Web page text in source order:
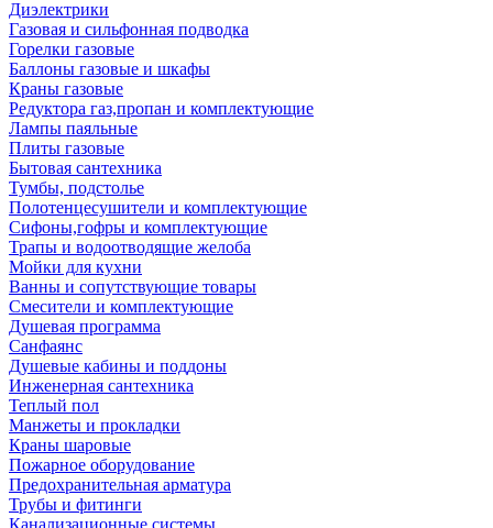
Диэлектрики
Газовая и сильфонная подводка
Горелки газовые
Баллоны газовые и шкафы
Краны газовые
Редуктора газ,пропан и комплектующие
Лампы паяльные
Плиты газовые
Бытовая сантехника
Тумбы, подстолье
Полотенцесушители и комплектующие
Сифоны,гофры и комплектующие
Трапы и водоотводящие желоба
Мойки для кухни
Ванны и сопутствующие товары
Смесители и комплектующие
Душевая программа
Санфаянс
Душевые кабины и поддоны
Инженерная сантехника
Теплый пол
Манжеты и прокладки
Краны шаровые
Пожарное оборудование
Предохранительная арматура
Трубы и фитинги
Канализационные системы